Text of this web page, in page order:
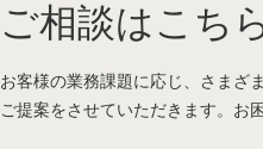
ご相談はこち
お客様の業務課題に応じ、さまざ
ご提案をさせていただきます。お